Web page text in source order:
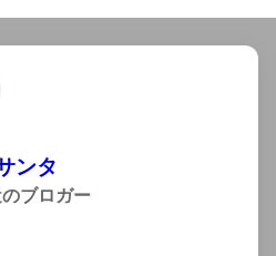
ンタ
ブロガー